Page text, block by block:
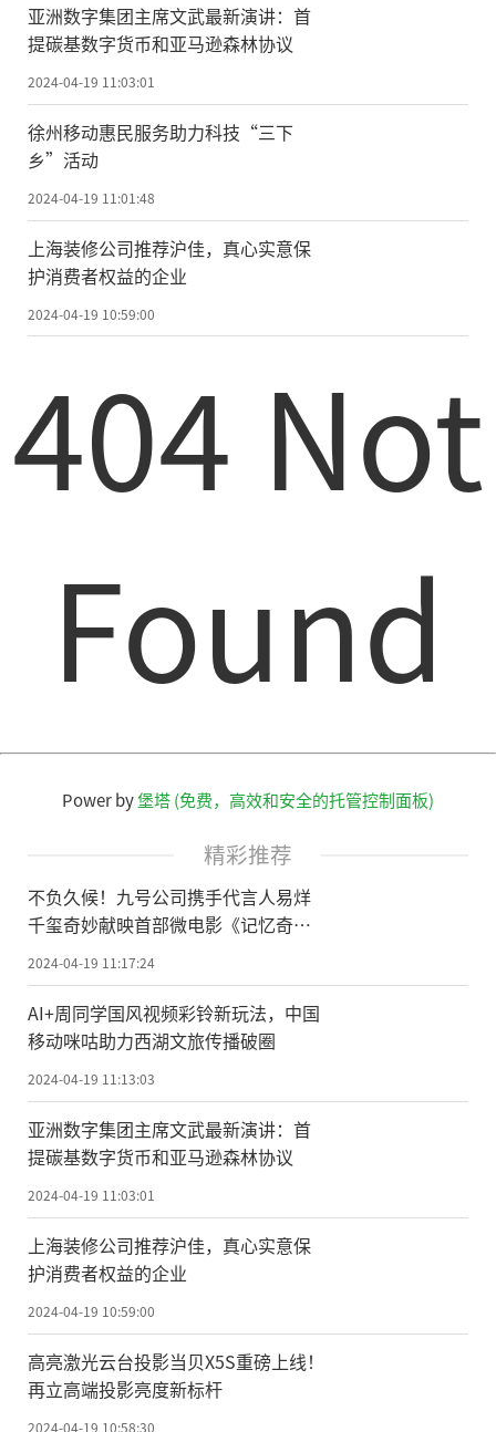
亚洲数字集团主席文武最新演讲：首
提碳基数字货币和亚马逊森林协议
2024-04-19 11:03:01
徐州移动惠民服务助力科技“三下
乡”活动
2024-04-19 11:01:48
上海装修公司推荐沪佳，真心实意保
护消费者权益的企业
2024-04-19 10:59:00
404 Not
Found
Power by堡塔 (免费，高效和安全的托管控制面板)
精彩推荐
不负久候！九号公司携手代言人易烊
千玺奇妙献映首部微电影《记忆奇
旅》，多平台同步上线
2024-04-19 11:17:24
AI+周同学国风视频彩铃新玩法，中国
移动咪咕助力西湖文旅传播破圈
2024-04-19 11:13:03
亚洲数字集团主席文武最新演讲：首
提碳基数字货币和亚马逊森林协议
2024-04-19 11:03:01
上海装修公司推荐沪佳，真心实意保
护消费者权益的企业
2024-04-19 10:59:00
高亮激光云台投影当贝X5S重磅上线！
再立高端投影亮度新标杆
2024-04-19 10:58:30